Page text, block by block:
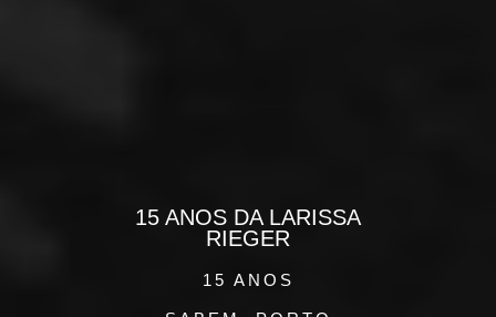
15 ANOS
15 ANOS DA LARISSA
RIEGER